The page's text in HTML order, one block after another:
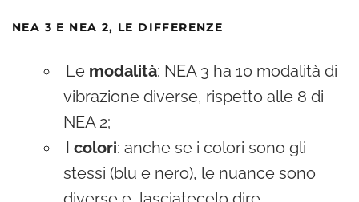
NEA 3 E NEA 2, LE DIFFERENZE
Le modalità: NEA 3 ha 10 modalità di
vibrazione diverse, rispetto alle 8 di
NEA 2;
I colori: anche se i colori sono gli
stessi (blu e nero), le nuance sono